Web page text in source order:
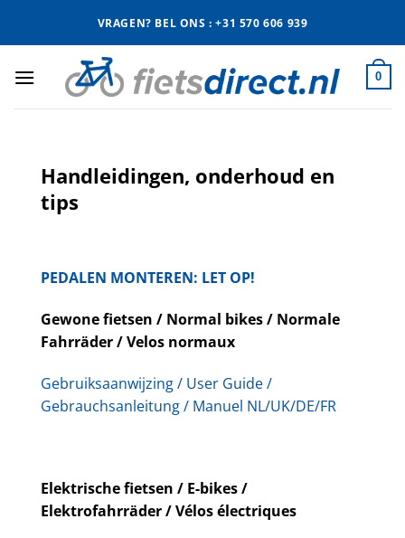
VRAGEN? BEL ONS : +31 570 606 939
0
Handleidingen, onderhoud en
tips
PEDALEN MONTEREN: LET OP!
Gewone fietsen / Normal bikes / Normale
Fahrräder / Velos normaux
Gebruiksaanwijzing / User Guide /
Gebrauchsanleitung / Manuel NL/UK/DE/FR
Elektrische fietsen / E-bikes /
Elektrofahrräder / Vélos électriques